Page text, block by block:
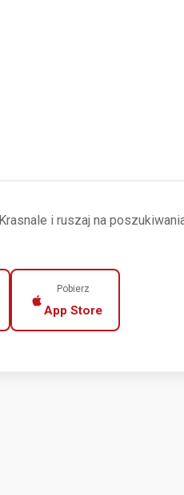
i ruszaj na
Pobierz
App Store